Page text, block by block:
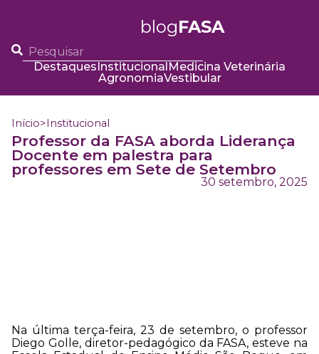
blogFASA
DestaquesInstitucionalMedicina Veterinária
AgronomiaVestibular
Início>Institucional
Professor da FASA aborda Liderança
Docente em palestra para
professores em Sete de Setembro
30 setembro, 2025
Na última terça-feira, 23 de setembro, o professor
Diego Golle, diretor-pedagógico da FASA, esteve na